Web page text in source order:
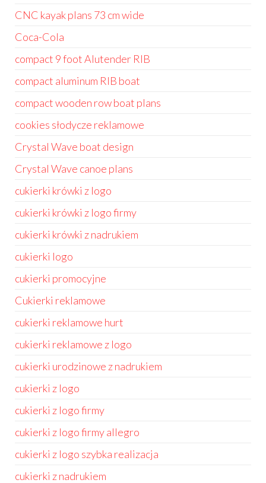
CNC kayak plans 73 cm wide
Coca-Cola
compact 9 foot Alutender RIB
compact aluminum RIB boat
compact wooden row boat plans
cookies słodycze reklamowe
Crystal Wave boat design
Crystal Wave canoe plans
cukierki krówki z logo
cukierki krówki z logo firmy
cukierki krówki z nadrukiem
cukierki logo
cukierki promocyjne
Cukierki reklamowe
cukierki reklamowe hurt
cukierki reklamowe z logo
cukierki urodzinowe z nadrukiem
cukierki z logo
cukierki z logo firmy
cukierki z logo firmy allegro
cukierki z logo szybka realizacja
cukierki z nadrukiem